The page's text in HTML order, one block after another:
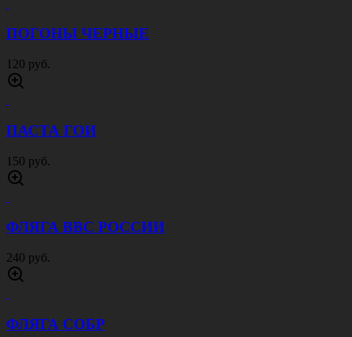
ПОГОНЫ ЧЕРНЫЕ
120 руб.
ПАСТА ГОИ
150 руб.
ФЛЯГА ВВС РОССИИ
240 руб.
ФЛЯГА СОБР